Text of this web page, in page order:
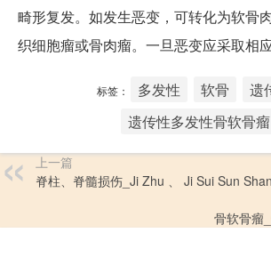
畸形复发。如发生恶变，可转化为软骨
织细胞瘤或骨肉瘤。一旦恶变应采取相
标签： 多发性 软骨
遗
遗传性多发性骨软骨瘤
上一篇
脊柱、脊髓损伤_Ji Zhu 、 Ji Sui Sun
骨软骨瘤